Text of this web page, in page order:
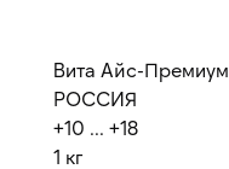
Вита Айс-Премиум
РОССИЯ
+10 ... +18
1 кг